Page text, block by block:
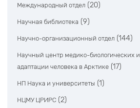
Международный отдел (20)
Научная библиотека (9)
Научно-организационный отдел (144)
Научный центр медико-биологических
адаптации человека в Арктике (17)
НП Наука и университеты (1)
НЦМУ ЦРИРС (2)